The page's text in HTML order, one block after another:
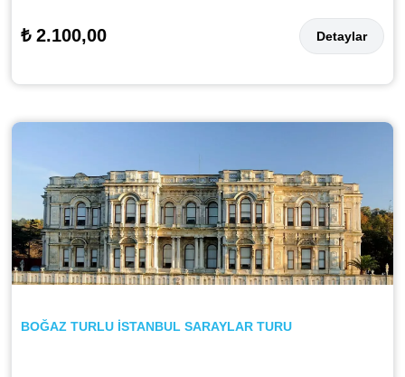
₺ 2.100,00 Detaylar
BOĞAZ TURLU İSTANBUL SARAYLAR TURU